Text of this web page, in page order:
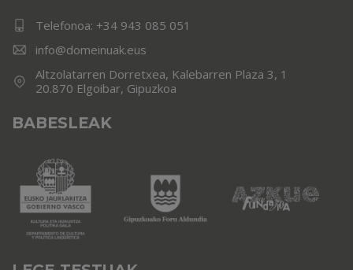
Telefonoa: +34 943 085 051
info@domeinuak.eus
Altzolatarren Dorretxea, Kalebarren Plaza 3, 1
20.870 Elgoibar, Gipuzkoa
BABESLEAK